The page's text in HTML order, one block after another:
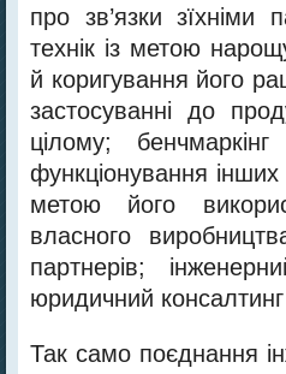
про зв’язки зїхніми
технік із метою
й коригування його
застосуванні до
цілому;
функціонування
метою його
власного
партнерів;
юридичний
Так само поєднання